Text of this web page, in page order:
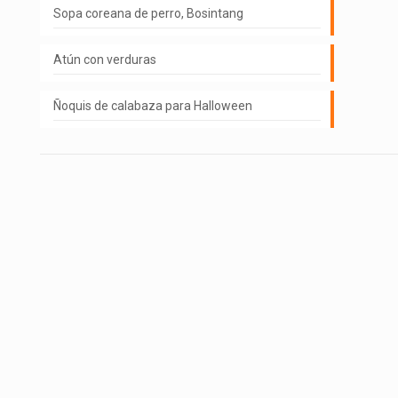
Sopa coreana de perro, Bosintang
Atún con verduras
Ñoquis de calabaza para Halloween